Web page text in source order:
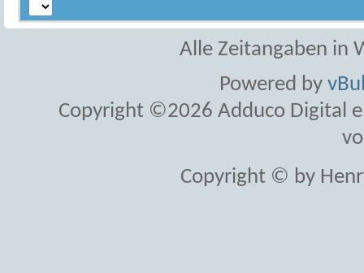
Alle Zeitangaben in
Powered by
Copyright ©2026 Adduco Digital
Copyright © by